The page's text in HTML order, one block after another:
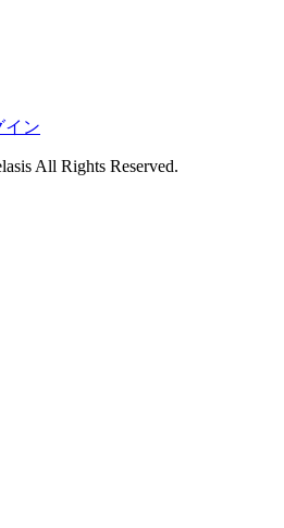
イン
All Rights Reserved.